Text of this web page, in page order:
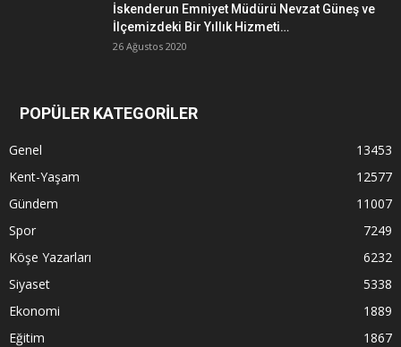
İskenderun Emniyet Müdürü Nevzat Güneş ve
İlçemizdeki Bir Yıllık Hizmeti…
26 Ağustos 2020
POPÜLER KATEGORİLER
Genel
13453
Kent-Yaşam
12577
Gündem
11007
Spor
7249
Köşe Yazarları
6232
Siyaset
5338
Ekonomi
1889
Eğitim
1867